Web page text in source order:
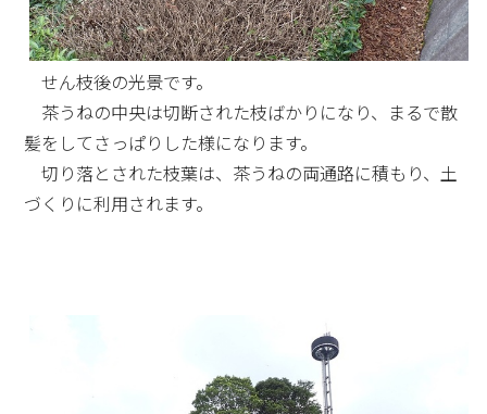
せん枝後の光景です。
茶うねの中央は切断された枝ばかりになり、まるで散
髪をしてさっぱりした様になります。
切り落とされた枝葉は、茶うねの両通路に積もり、土
づくりに利用されます。